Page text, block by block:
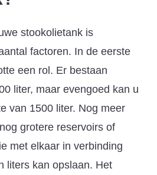
stookolietank is
factoren. In de eerste
een rol. Er bestaan
liter, maar evengoed kan u
van 1500 liter. Nog meer
grotere reservoirs of
met elkaar in verbinding
liters kan opslaan. Het